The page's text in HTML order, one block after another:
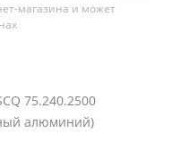
магазина и может
75.240.2500
алюминий)